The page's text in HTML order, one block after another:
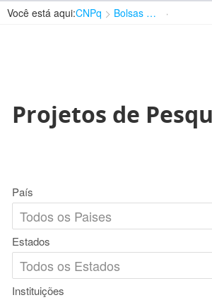
Você está aqui:CNPq Bolsas e Auxílios Vigentes
Projetos de
País
Estados
Instituições